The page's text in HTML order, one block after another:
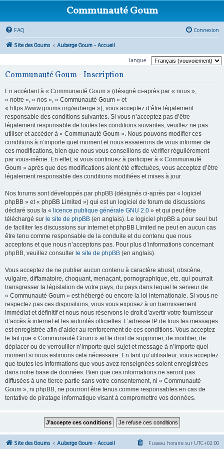
Communauté Goum
FAQ
Connexion
Site des Goums
Auberge Goum - Accueil
Langue :
Communauté Goum - Inscription
En accédant à « Communauté Goum » (désigné ci-après par « nous »,
« notre », « nos », « Communauté Goum » et
« https://www.goums.org/auberge »), vous acceptez d’être légalement
responsable des conditions suivantes. Si vous n’acceptez pas d’être
légalement responsable de toutes les conditions suivantes, veuillez ne pas
utiliser et accéder à « Communauté Goum ». Nous pouvons modifier ces
conditions à n’importe quel moment et nous essaierons de vous informer de
ces modifications, bien que nous vous conseillons de vérifier régulièrement
par vous-même. En effet, si vous continuez à participer à « Communauté
Goum » après que des modifications aient été effectuées, vous acceptez d’être
légalement responsable des conditions modifiées et mises à jour.
Nos forums sont développés par phpBB (désignés ci-après par « logiciel
phpBB » et « phpBB Limited ») qui est un logiciel de forum de discussions
déclaré sous la « licence publique générale GNU 2.0 » et qui peut être
téléchargé sur le site de phpBB (en anglais). Le logiciel phpBB a pour seul but
de faciliter les discussions sur internet et phpBB Limited ne peut en aucun cas
être tenu comme responsable de la conduite et du contenu que nous
acceptons et que nous n’acceptons pas. Pour plus d’informations concernant
phpBB, veuillez consulter le site de phpBB (en anglais).
Vous acceptez de ne publier aucun contenu à caractère abusif, obscène,
vulgaire, diffamatoire, choquant, menaçant, pornographique, etc. qui pourrait
transgresser la législation de votre pays, du pays dans lequel le serveur de
« Communauté Goum » est hébergé ou encore la loi internationale. Si vous ne
respectez pas ces dispositions, vous vous exposez à un bannissement
immédiat et définitif et nous nous réservons le droit d’avertir votre fournisseur
d’accès à internet et les autorités officielles. L’adresse IP de tous les messages
est enregistrée afin d’aider au renforcement de ces conditions. Vous acceptez
le fait que « Communauté Goum » ait le droit de supprimer, de modifier, de
déplacer ou de verrouiller n’importe quel sujet et message à n’importe quel
moment si nous estimons cela nécessaire. En tant qu’utilisateur, vous acceptez
que toutes les informations que vous avez renseignées soient enregistrées
dans notre base de données. Bien que ces informations ne seront pas
diffusées à une tierce partie sans votre consentement, ni « Communauté
Goum », ni phpBB, ne pourront être tenus comme responsables en cas de
tentative de piratage informatique visant à compromettre vos données.
Site des Goums Auberge Goum - Accueil Fuseau horaire sur UTC+02:00